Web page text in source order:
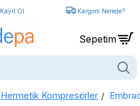
Kayıt Ol Kargom Nerede?
Hermetik Kompresörler